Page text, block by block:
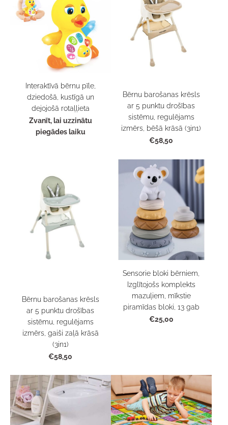
Interaktīvā bērnu pīle,
dziedošā, kustīgā un
dejojošā rotaļļieta
Zvanīt, lai uzzinātu
piegādes laiku
Bērnu barošanas krēsls
ar 5 punktu drošības
sistēmu, regulējams
izmērs, bēšā krāsā (3in1)
€58,50
Bērnu barošanas krēsls
ar 5 punktu drošības
sistēmu, regulējams
izmērs, gaiši zaļā krāsā
(3in1)
€58,50
Sensorie bloki bērniem,
Izglītojošs komplekts
mazuļiem, mīkstie
piramīdas bloki, 13 gab
€25,00